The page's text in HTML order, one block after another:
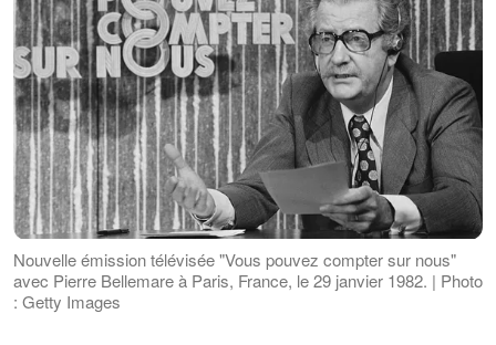
Nouvelle émission télévisée "Vous pouvez compter sur nous"
avec Pierre Bellemare à Paris, France, le 29 janvier 1982. | Photo
: Getty Images